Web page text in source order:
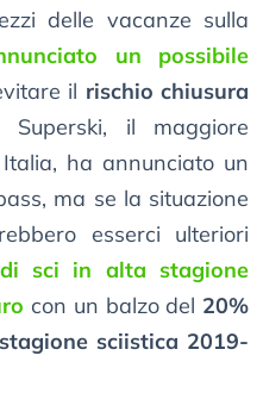
delle vacanze sulla
un possibile
il rischio chiusura
Superski, il maggiore
ha annunciato un
ma se la situazione
esserci ulteriori
sci in alta stagione
con un balzo del 20%
stagione sciistica 2019-